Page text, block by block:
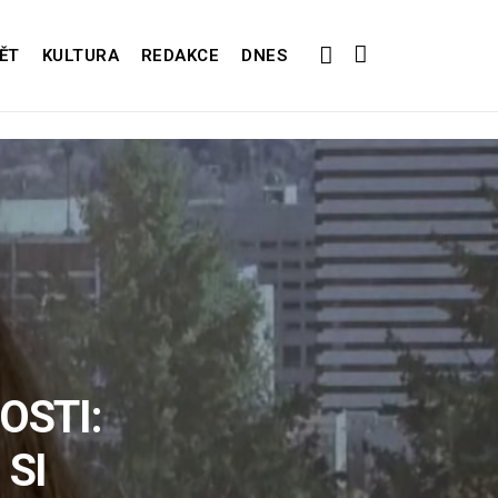
KULTURA REDAKCE DNES